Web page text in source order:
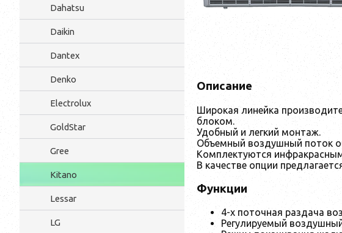
Dahatsu
Daikin
Dantex
Denko
Electrolux
GoldStar
Gree
Kitano
Lessar
LG
Описание
Широкая линейка
блоком.
Удобный и легкий монтаж.
Объемный воздушный поток
Комплектуются
В качестве опции
Функции
4-х поточная раздача
Регулируемый